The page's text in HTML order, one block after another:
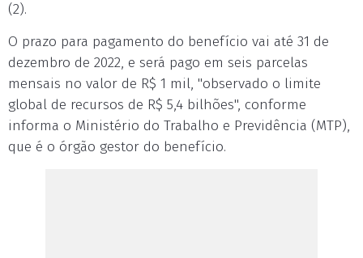
(2).
O prazo para pagamento do benefício vai até 31 de
dezembro de 2022, e será pago em seis parcelas
mensais no valor de R$ 1 mil, "observado o limite
global de recursos de R$ 5,4 bilhões", conforme
informa o Ministério do Trabalho e Previdência (MTP),
que é o órgão gestor do benefício.